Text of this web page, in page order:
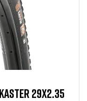
29X2.35